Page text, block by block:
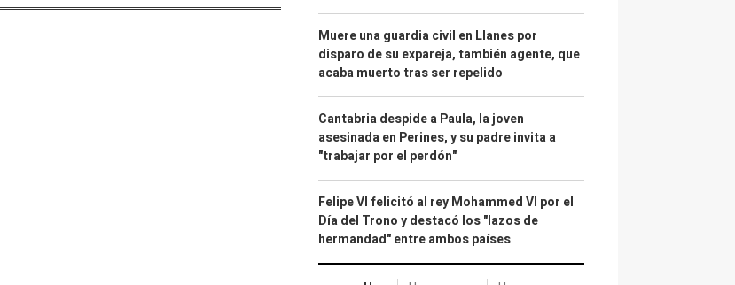
Muere una guardia civil en Llanes por
disparo de su expareja, también agente, que
acaba muerto tras ser repelido
Cantabria despide a Paula, la joven
asesinada en Perines, y su padre invita a
"trabajar por el perdón"
Felipe VI felicitó al rey Mohammed VI por el
Día del Trono y destacó los "lazos de
hermandad" entre ambos países